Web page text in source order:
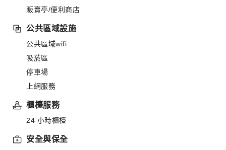
販賣亭/便利商店
公共區域設施
公共區域wifi
吸菸區
停車場
上網服務
櫃檯服務
24 小時櫃檯
安全與保全